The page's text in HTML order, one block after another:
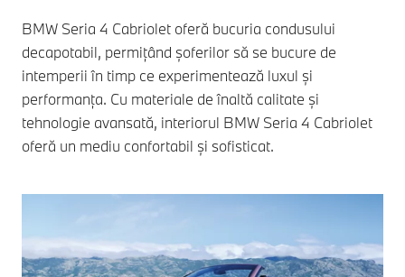
BMW Seria 4 Cabriolet oferă bucuria condusului
decapotabil, permițând șoferilor să se bucure de
intemperii în timp ce experimentează luxul și
performanța. Cu materiale de înaltă calitate și
tehnologie avansată, interiorul BMW Seria 4 Cabriolet
oferă un mediu confortabil și sofisticat.